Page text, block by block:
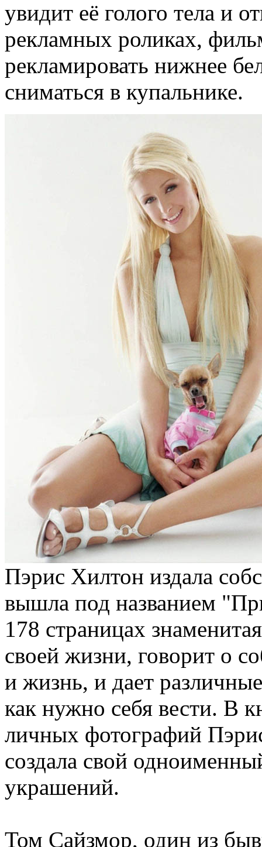
увидит её голого тела и
рекламных роликах,
рекламировать нижнее
сниматься в купальнике.
Пэрис Хилтон издала
вышла под названием
178 страницах
своей жизни, говорит о
и жизнь, и дает
как нужно себя вести. В
личных фотографий
создала свой
украшений.
Том Сайзмор, один из